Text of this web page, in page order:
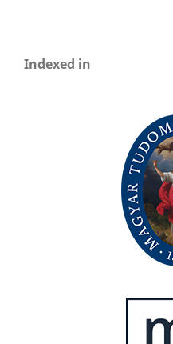
Indexed in